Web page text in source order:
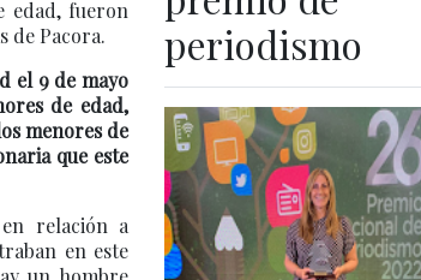
edad, fueron
de Pacora.
el 9 de mayo
de edad,
menores de
que este
relación a
en este
periodismo